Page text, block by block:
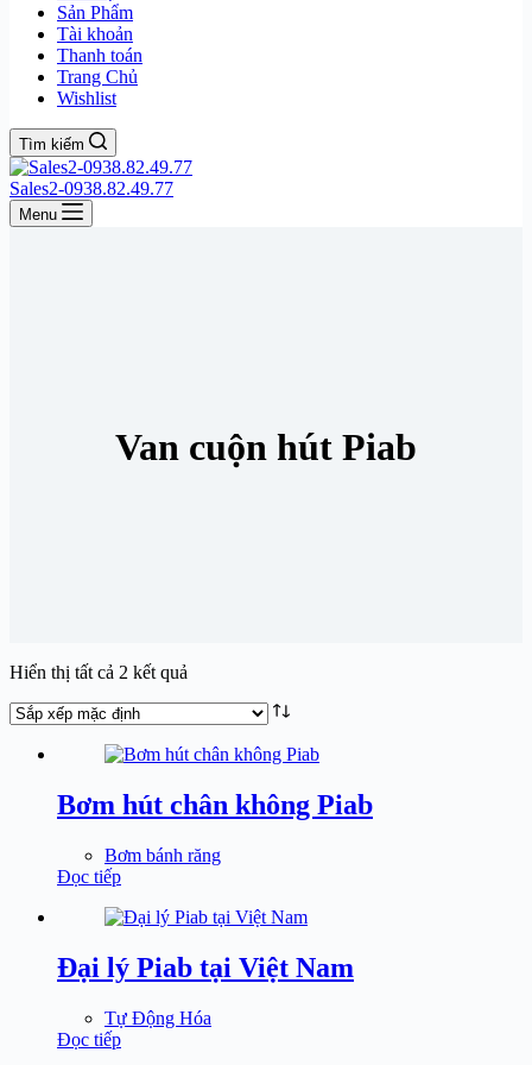
Sản Phẩm
Tài khoản
Thanh toán
Trang Chủ
Wishlist
Tìm kiếm
Sales2-0938.82.49.77
Menu
Van cuộn hút Piab
Hiển thị tất cả 2 kết quả
Bơm hút chân không Piab
Bơm bánh răng
Đọc tiếp
Đại lý Piab tại Việt Nam
Tự Động Hóa
Đọc tiếp